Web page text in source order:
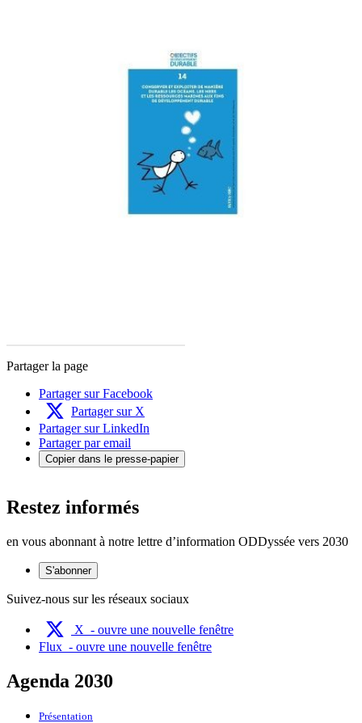
Partager la page
Partager sur Facebook
Partager sur X
Partager sur LinkedIn
Partager par email
Copier dans le presse-papier
Restez informés
en vous abonnant à notre lettre d’information ODDyssée vers 2030
S'abonner
Suivez-nous sur les réseaux sociaux
X - ouvre une nouvelle fenêtre
Flux - ouvre une nouvelle fenêtre
Agenda 2030
Présentation